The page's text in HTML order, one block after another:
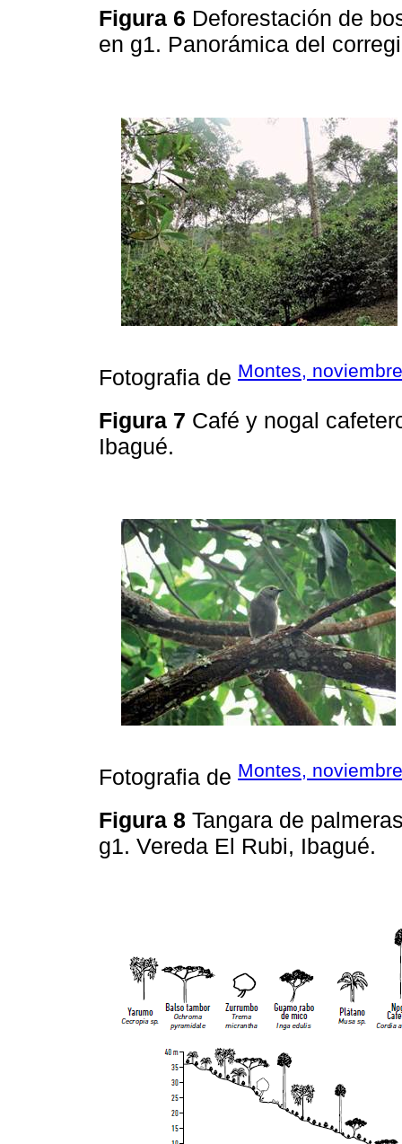
Figura 6 Deforestación de
en g1. Panorámica del
Fotografia de Montes,
Figura 7 Café y nogal
Ibagué.
Fotografia de Montes,
Figura 8 Tangara de
g1. Vereda El Rubi, Ibagué.